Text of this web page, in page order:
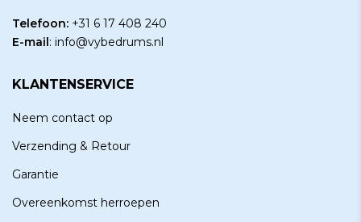
Telefoon: +31 6 17 408 240
E-mail: info@vybedrums.nl
KLANTENSERVICE
Neem contact op
Verzending & Retour
Garantie
Overeenkomst herroepen